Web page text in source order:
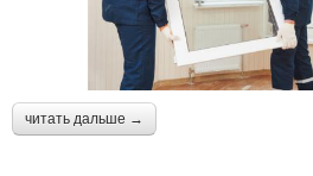
читать дальше →